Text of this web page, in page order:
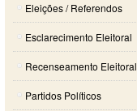
Eleições / Referendos
Esclarecimento Eleitoral
Recenseamento Eleitoral
Partidos Políticos